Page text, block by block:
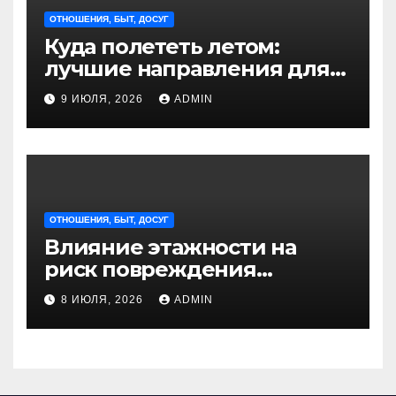
ОТНОШЕНИЯ, БЫТ, ДОСУГ
Куда полететь летом:
лучшие направления для
отдыха из Санкт-
Петербурга
9 ИЮЛЯ, 2026 ADMIN
ОТНОШЕНИЯ, БЫТ, ДОСУГ
Влияние этажности на
риск повреждения
недвижимости
8 ИЮЛЯ, 2026 ADMIN